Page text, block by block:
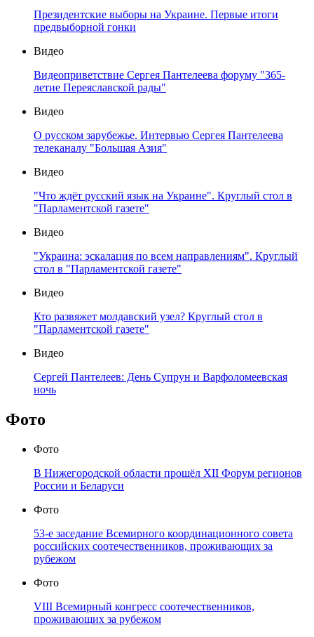
Президентские выборы на Украине. Первые итоги
предвыборной гонки
Видео
Видеоприветствие Сергея Пантелеева форуму "365-
летие Переяславской рады"
Видео
О русском зарубежье. Интервью Сергея Пантелеева
телеканалу "Большая Азия"
Видео
"Что ждёт русский язык на Украине". Круглый стол в
"Парламентской газете"
Видео
"Украина: эскалация по всем направлениям". Круглый
стол в "Парламентской газете"
Видео
Кто развяжет молдавский узел? Круглый стол в
"Парламентской газете"
Видео
Сергей Пантелеев: День Супрун и Варфоломеевская
ночь
Фото
Фото
В Нижегородской области прошёл XII Форум регионов
России и Беларуси
Фото
53-е заседание Всемирного координационного совета
российских соотечественников, проживающих за
рубежом
Фото
VIII Всемирный конгресс соотечественников,
проживающих за рубежом